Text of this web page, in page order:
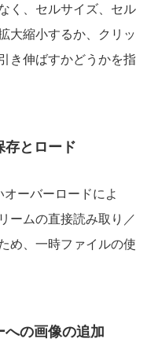
く、セルサイズ、セル
大縮小するか、クリッ
き伸ばすかどうかを指
存とロード
ーバーロードによ
ームの直接読み取り／
め、一時ファイルの使
の画像の追加